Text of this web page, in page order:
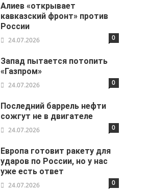
Алиев «открывает
кавказский фронт» против
России
24.07.2026 0
Запад пытается потопить
«Газпром»
24.07.2026 0
Последний баррель нефти
сожгут не в двигателе
24.07.2026 0
Европа готовит ракету для
ударов по России, но у нас
уже есть ответ
24.07.2026 0